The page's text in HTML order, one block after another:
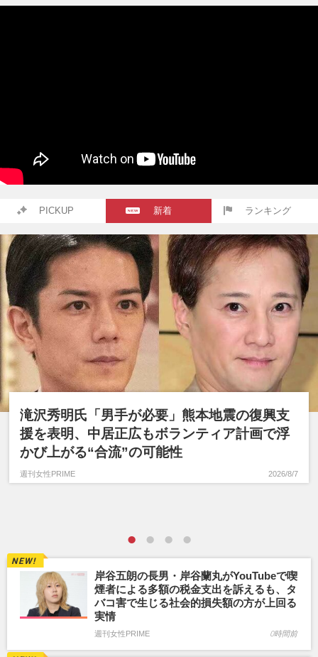
PICKUP 新着 ランキング
滝沢秀明氏「男手が必要」熊本地震の復興支
援を表明、中居正広もボランティア計画で浮
かび上がる“合流”の可能性
週刊女性PRIME 2026/8/7
岸谷五朗の長男・岸谷蘭丸がYouTubeで喫
煙者による多額の税金支出を訴えるも、タ
バコ害で生じる社会的損失額の方が上回る
実情
週刊女性PRIME 0時間前